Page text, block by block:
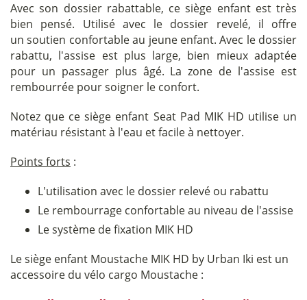
Avec son dossier rabattable, ce siège enfant est très
bien pensé. Utilisé avec le dossier revelé, il offre
un soutien confortable au jeune enfant. Avec le dossier
rabattu, l'assise est plus large, bien mieux adaptée
pour un passager plus âgé. La zone de l'assise est
rembourrée pour soigner le confort.
Notez que ce siège enfant Seat Pad MIK HD utilise un
matériau résistant à l'eau et facile à nettoyer.
Points forts :
L'utilisation avec le dossier relevé ou rabattu
Le rembourrage confortable au niveau de l'assise
Le système de fixation MIK HD
Le siège enfant Moustache MIK HD by Urban Iki est un
accessoire du vélo cargo Moustache :